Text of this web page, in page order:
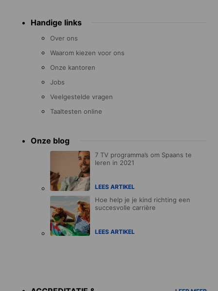
Handige links
Over ons
Waarom kiezen voor ons
Onze kantoren
Jobs
Veelgestelde vragen
Taaltesten online
Onze blog
7 TV programma’s om Spaans te
leren in 2021
LEES ARTIKEL
Hoe help je je kind richting een
succesvolle carrière
LEES ARTIKEL